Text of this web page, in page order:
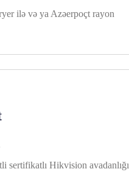
ilə və ya Azəerpoçt rayon
sertifikatlı Hikvision avadanlığı